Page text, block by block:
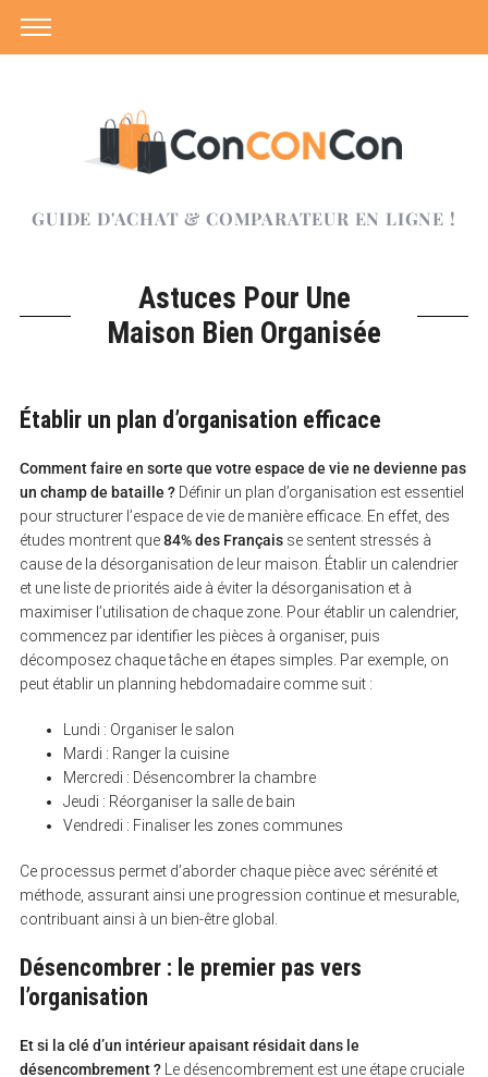
GUIDE D'ACHAT & COMPARATEUR EN LIGNE !
Astuces Pour Une
Maison Bien Organisée
Établir un plan d’organisation efficace
Comment faire en sorte que votre espace de vie ne devienne pas
un champ de bataille ?Définir un plan d’organisation est essentiel
pour structurer l’espace de vie de manière efficace. En effet, des
études montrent que84% des Françaisse sentent stressés à
cause de la désorganisation de leur maison. Établir un calendrier
et une liste de priorités aide à éviter la désorganisation et à
maximiser l’utilisation de chaque zone. Pour établir un calendrier,
commencez par identifier les pièces à organiser, puis
décomposez chaque tâche en étapes simples. Par exemple, on
peut établir un planning hebdomadaire comme suit :
Lundi : Organiser le salon
Mardi : Ranger la cuisine
Mercredi : Désencombrer la chambre
Jeudi : Réorganiser la salle de bain
Vendredi : Finaliser les zones communes
Ce processus permet d’aborder chaque pièce avec sérénité et
méthode, assurant ainsi une progression continue et mesurable,
contribuant ainsi à un bien-être global.
Désencombrer : le premier pas vers
l’organisation
Et si la clé d’un intérieur apaisant résidait dans le
désencombrement ?Le désencombrement est une étape cruciale